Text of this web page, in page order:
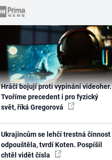
Hráči bojují proti vypínání videoher.
Tvoříme precedent i pro fyzický
svět, říká Gregorová
Ukrajincům se lehčí trestná činnost
odpouštěla, tvrdí Koten. Pospíšil
chtěl vidět čísla